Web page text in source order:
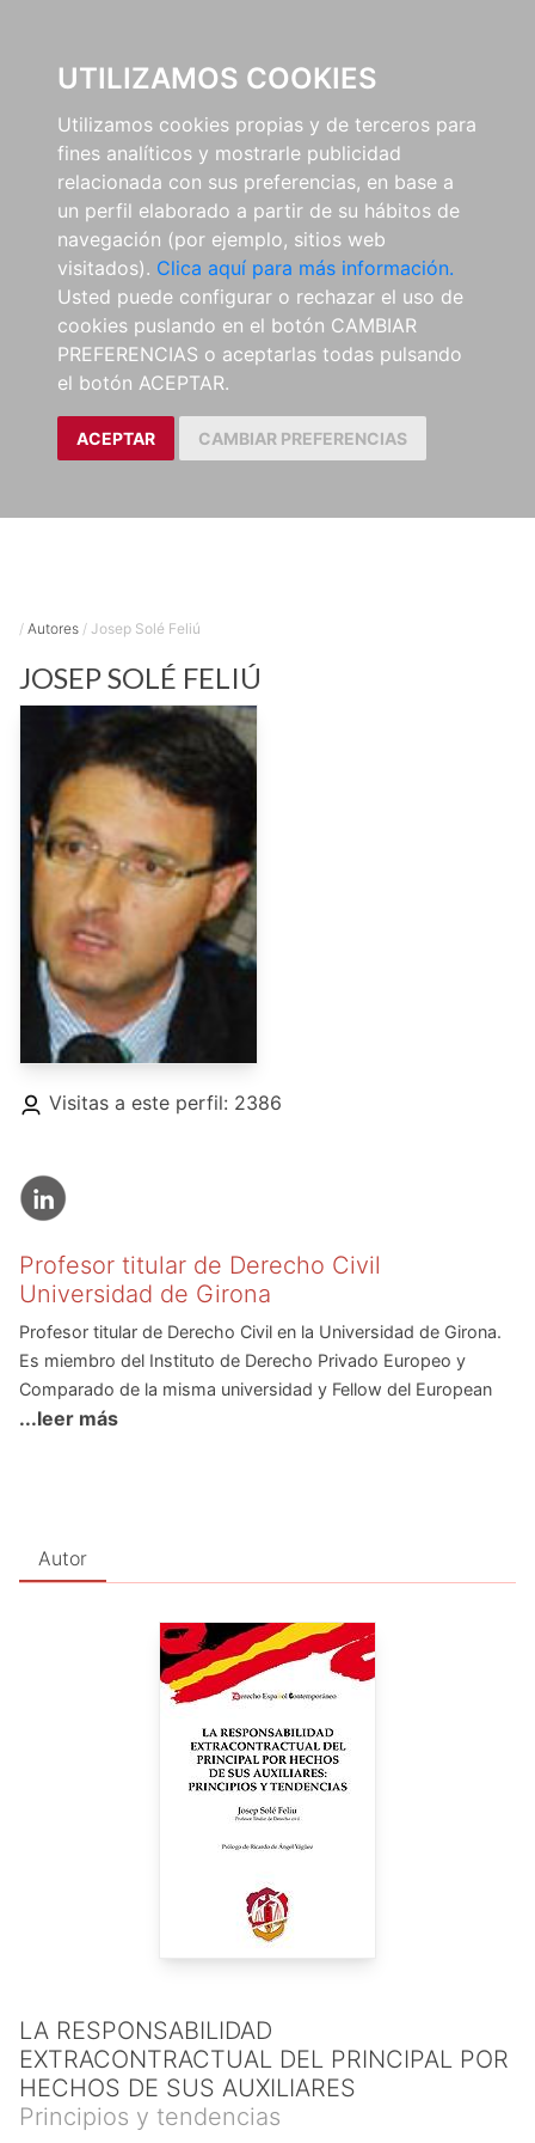
UTILIZAMOS COOKIES
Utilizamos cookies propias y de terceros para
fines analíticos y mostrarle publicidad
relacionada con sus preferencias, en base a
un perfil elaborado a partir de su hábitos de
navegación (por ejemplo, sitios web
visitados). Clica aquí para más información.
Usted puede configurar o rechazar el uso de
cookies puslando en el botón CAMBIAR
PREFERENCIAS o aceptarlas todas pulsando
el botón ACEPTAR.
ACEPTAR CAMBIAR PREFERENCIAS
/ Autores / Josep Solé Feliú
JOSEPSOLÉ FELIÚ
Visitas a este perfil: 2386
Profesor titular de Derecho Civil
Universidad de Girona
Profesor titular de Derecho Civil en la Universidad de Girona.
Es miembro del Instituto de Derecho Privado Europeo y
Comparado de la misma universidad y Fellow del European
Centre of Tort and Insurance Law (ECTIL), con sede en Viena
responsabilidad civil del fabricante (Valencia, Tirant lo Blanch,
1997), Brujos y aprendices. Los riesgos de desarrollo en la
responsabilidad de producto (Madrid, Marcial Pons, 1999), en
coautoría con Pablo Salvador Coderch, o La responsabilidad
de las entidades de seguros de salud en las reclamaciones
judiciales por errores o negligencias médicas, SEAIDA, 2006,
en coautoría con Miquel Martín-Casals y Jordi Ribot.
...leer más
Autor
LA RESPONSABILIDAD
EXTRACONTRACTUAL DEL PRINCIPAL POR
HECHOS DE SUS AUXILIARES
Principios y tendencias